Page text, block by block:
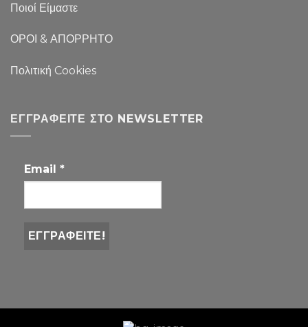
Ποιοί Είμαστε
ΟΡΟΙ & ΑΠΟΡΡΗΤΟ
Πολιτική Cookies
ΕΓΓΡΑΦΕΊΤΕ ΣΤΟ NEWSLETTER
Email *